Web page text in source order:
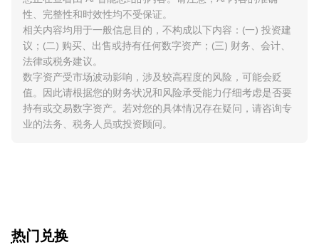
性、完整性和时效性均不受保证。
相关内容均用于一般信息目的，不构成以下内容：(一) 投资建
议；(二) 购买、出售或持有任何数字资产；(三) 财务、会计、
法律或税务建议。
数字资产受市场波动影响，涉及较高程度的风险，可能会贬
值。因此请根据您的财务状况和风险承受能力仔细考虑是否要
持有或交易数字资产。若对您的具体情况存在疑问，请咨询专
业的法务、税务人员或投资顾问。
ִִִִִִִִִִִִִִִִִִִִִִִִִִִִִִִִִִִִִִִִִִִִִִִִ热门兑换